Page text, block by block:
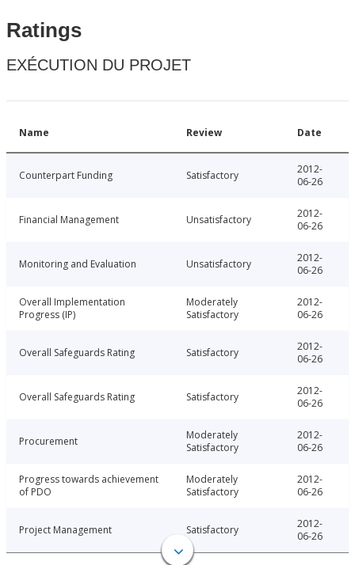
Ratings
EXÉCUTION DU PROJET
Name Review Date
Counterpart Funding Satisfactory
2012-
06-26
Financial Management Unsatisfactory
2012-
06-26
Monitoring and Evaluation Unsatisfactory
2012-
06-26
Overall Implementation
Progress (IP)
Moderately
Satisfactory
2012-
06-26
Overall Safeguards Rating Satisfactory
2012-
06-26
Overall Safeguards Rating Satisfactory
2012-
06-26
Procurement
Moderately
Satisfactory
2012-
06-26
Progress towards achievement
of PDO
Moderately
Satisfactory
2012-
06-26
Project Management Satisfactory
2012-
06-26